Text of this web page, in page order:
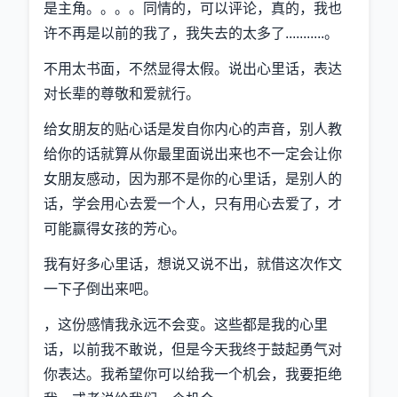
是主角。。。。同情的，可以评论，真的，我也
许不再是以前的我了，我失去的太多了...........。
不用太书面，不然显得太假。说出心里话，表达
对长辈的尊敬和爱就行。
给女朋友的贴心话是发自你内心的声音，别人教
给你的话就算从你最里面说出来也不一定会让你
女朋友感动，因为那不是你的心里话，是别人的
话，学会用心去爱一个人，只有用心去爱了，才
可能赢得女孩的芳心。
我有好多心里话，想说又说不出，就借这次作文
一下子倒出来吧。
，这份感情我永远不会变。这些都是我的心里
话，以前我不敢说，但是今天我终于鼓起勇气对
你表达。我希望你可以给我一个机会，我要拒绝